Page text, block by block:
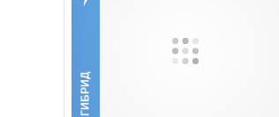
ГИБРИД